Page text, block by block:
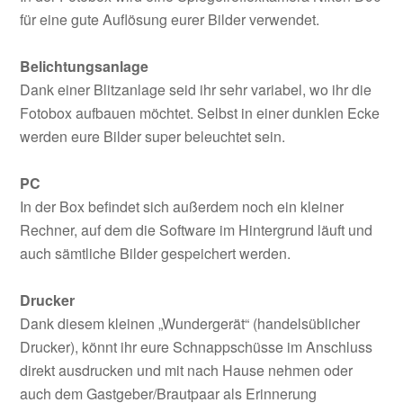
für eine gute Auflösung eurer Bilder verwendet.
Belichtungsanlage
Dank einer Blitzanlage seid ihr sehr variabel, wo ihr die
Fotobox aufbauen möchtet. Selbst in einer dunklen Ecke
werden eure Bilder super beleuchtet sein.
PC
In der Box befindet sich außerdem noch ein kleiner
Rechner, auf dem die Software im Hintergrund läuft und
auch sämtliche Bilder gespeichert werden.
Drucker
Dank diesem kleinen „Wundergerät“ (handelsüblicher
Drucker), könnt ihr eure Schnappschüsse im Anschluss
direkt ausdrucken und mit nach Hause nehmen oder
auch dem Gastgeber/Brautpaar als Erinnerung